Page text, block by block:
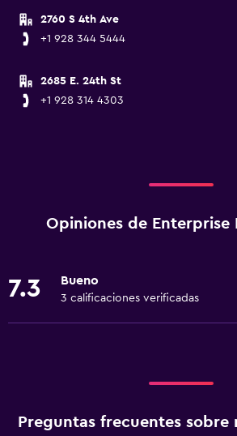
2760 S 4th Ave
+1 928 344 5444
2685 E. 24th St
+1 928 314 4303
Opiniones de Enterprise
7.3 Bueno
3 calificaciones verificadas
Preguntas frecuentes sobre